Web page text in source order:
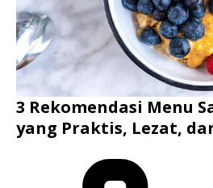
3 Rekomendasi Menu
yang Praktis, Lezat,